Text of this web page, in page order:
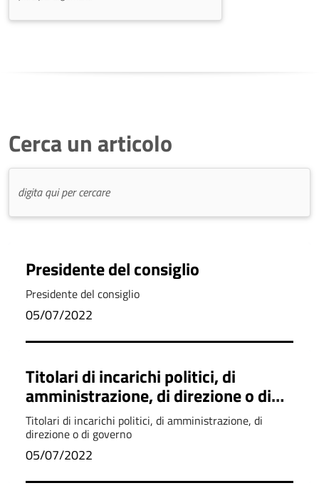
Cerca un articolo
Presidente del consiglio
Presidente del consiglio
05/07/2022
Titolari di incarichi politici, di
amministrazione, di direzione o di
governo
Titolari di incarichi politici, di amministrazione, di
direzione o di governo
05/07/2022